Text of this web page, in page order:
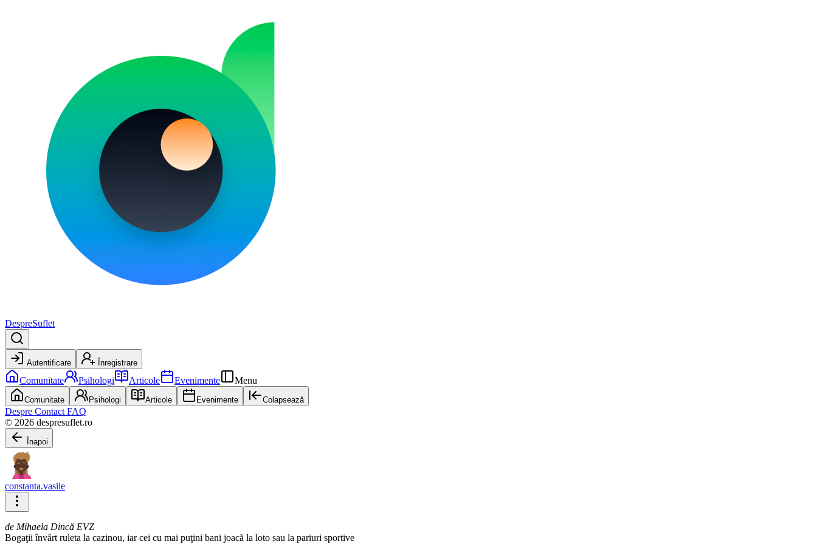
DespreSuflet
Autentificare Înregistrare
Comunitate Psihologi Articole Evenimente Menu
Comunitate Psihologi Articole Evenimente Colapsează
Despre Contact FAQ
© 2026 despresuflet.ro
Înapoi
constanta.vasile
de Mihaela Dincă EVZ
Bogaţii învârt ruleta la cazinou, iar cei cu mai puţini bani joacă la loto sau la pariuri sportive